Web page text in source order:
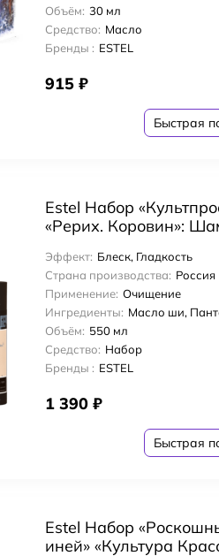
Объём: 30 мл
Средство: Масло
Бренды : ESTEL
915 ₽
Быстрая
Estel Набор
«Рерих. Коровин»:
Эффект: Блеск, Гладкость
Страна производства: Россия
Применение: Очищение
Ингредиенты: Масло ши,
Объём: 550 мл
Средство: Набор
Бренды : ESTEL
1 390 ₽
Быстрая
Estel Набор
иней» «Культура
Free Coloring Стойкий
Free Coloring Стойкий
250 мл
124 мл Крем для укладки светлых
кондиционер для кожи головы и
мл для волос
147 мл Дефинирующая маска